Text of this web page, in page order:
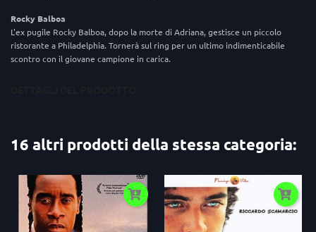
Rocky Balboa
L'ex pugile Rocky Balboa, dopo la morte di Adriana, gestisce un piccolo
ristorante a Philadelphia. Tornerà sul ring per un ultimo indimenticabile
scontro con il giovane campione in carica.
16 altri prodotti della stessa categoria: